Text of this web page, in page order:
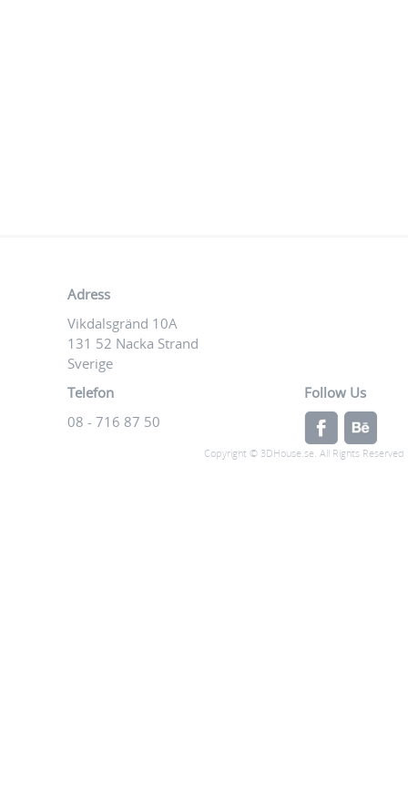
Adress
Vikdalsgränd 10A
131 52 Nacka Strand
Sverige
Telefon
08 - 716 87 50
Follow Us
Copyright © 3DHouse.se. All Rights Reserved